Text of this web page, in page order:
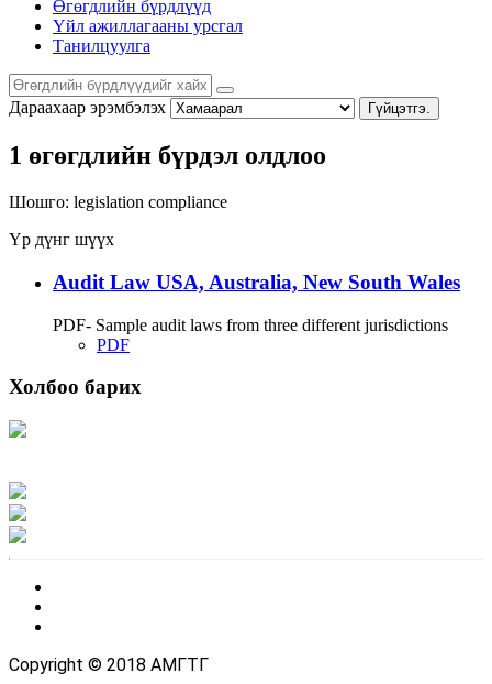
Өгөгдлийн бүрдлүүд
Үйл ажиллагааны урсгал
Танилцуулга
Дараахаар эрэмбэлэх Гүйцэтгэ.
1 өгөгдлийн бүрдэл олдлоо
Шошго: legislation compliance
Үр дүнг шүүх
Audit Law USA, Australia, New South Wales
PDF- Sample audit laws from three different jurisdictions
PDF
Холбоо барих
Copyright © 2018 АМГТГ